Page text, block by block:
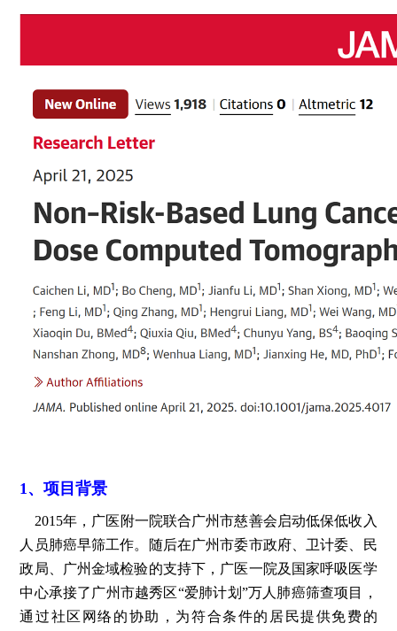
1、项目背景
2015年，广医附一院联合广州市慈善会启动低保低收入
人员肺癌早筛工作。随后在广州市委市政府、卫计委、民
政局、广州金域检验的支持下，广医一院及国家呼吸医学
中心承接了广州市越秀区“爱肺计划”万人肺癌筛查项目，
通过社区网络的协助，为符合条件的居民提供免费的